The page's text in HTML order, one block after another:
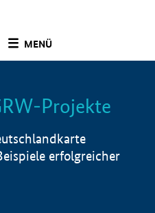
MENÜ
Info
Projekte
erfolgreicher